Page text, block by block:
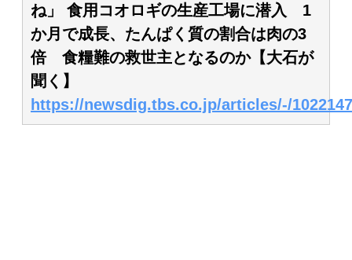
ね」 食用コオロギの生産工場に潜入 1
か月で成長、たんぱく質の割合は肉の3
倍 食糧難の救世主となるのか【大石が
聞く】
https://newsdig.tbs.co.jp/articles/-/1022147